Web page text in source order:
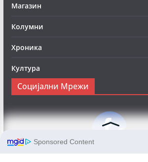
Магазин
Колумни
Хроника
Култура
Социјални Мрежи